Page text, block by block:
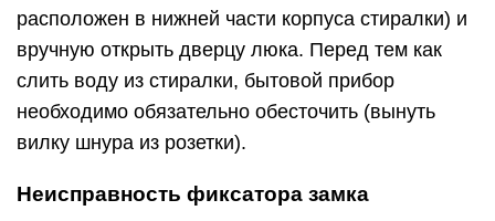
расположен в нижней части корпуса стиралки) и
вручную открыть дверцу люка. Перед тем как
слить воду из стиралки, бытовой прибор
необходимо обязательно обесточить (вынуть
вилку шнура из розетки).
Неисправность фиксатора замка